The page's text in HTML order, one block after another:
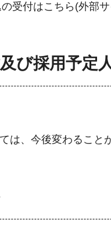
受付はこちら(外部
び採用予定
は、今後変わること